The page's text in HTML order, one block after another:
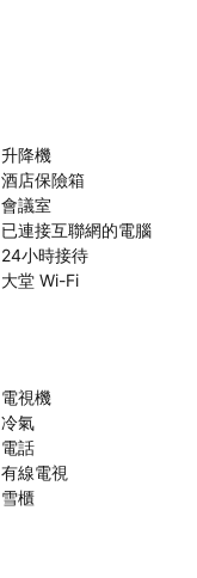
升降機
酒店保險箱
會議室
已連接互聯網的電腦
24小時接待
大堂 Wi-Fi
電視機
冷氣
電話
有線電視
雪櫃